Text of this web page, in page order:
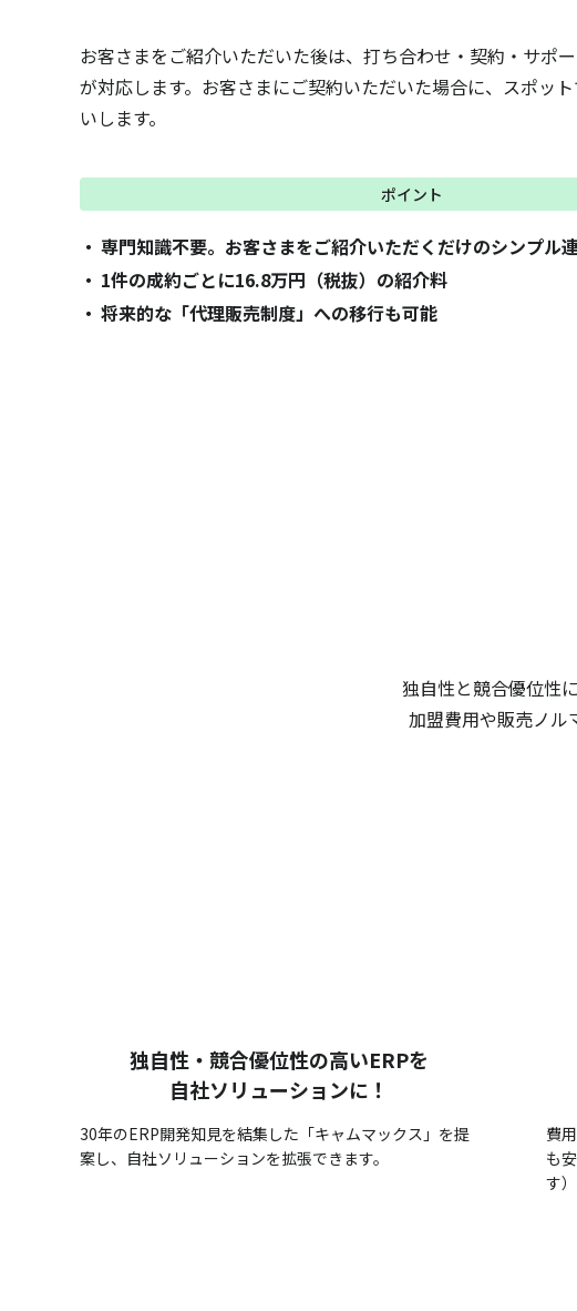
お客さまをご紹介いただいた後は、打ち合わせ・契約・サポ
が対応します。お客さまにご契約いただいた場合に、スポッ
いします。
ポイント
専門知識不要。お客さまをご紹介いただくだけのシンプル
1件の成約ごとに16.8万円（税抜）の紹介料
将来的な「代理販売制度」への移行も可能
独自性と競合優位性
加盟費用や販売ノル
独自性・競合優位性の高いERPを
自社ソリューションに！
30年のERP開発知見を結集した「キャムマックス」を提
案し、自社ソリューションを拡張できます。
費
も
す）